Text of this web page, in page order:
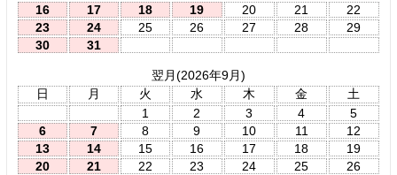
16
17 18 19 20 21
22
23
24 25 26 27 28
29
30
31
翌月(2026年9月)
日
月 火 水 木 金
土
1
2 3 4
5
6
7 8 9 10 11
12
13
14 15 16 17 18
19
20
21 22 23 24 25
26